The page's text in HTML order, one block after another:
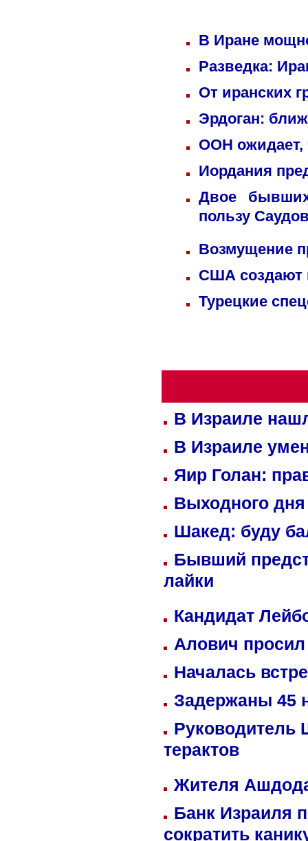
В Иране
Разведка:
От иранских
Эрдоган:
ООН ожидает,
Иордания
Двое
пользу
Возмущение
США создают
Турецкие
В Израиле
В Израиле
Яир Голан:
Выходного
Шакед: буду
Бывший
лайки
Кандидат
Алович просил
Началась
Задержаны 45
Руководитель
терактов
Жителя
Банк Израиля